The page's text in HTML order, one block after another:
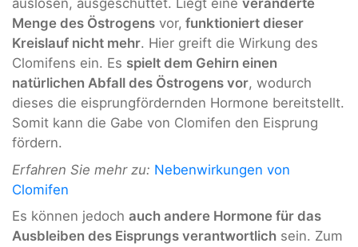
auslösen, ausgeschüttet. Liegt eine veränderte
Menge des Östrogens vor, funktioniert dieser
Kreislauf nicht mehr. Hier greift die Wirkung des
Clomifens ein. Es spielt dem Gehirn einen
natürlichen Abfall des Östrogens vor, wodurch
dieses die eisprungfördernden Hormone bereitstellt.
Somit kann die Gabe von Clomifen den Eisprung
fördern.
Erfahren Sie mehr zu: Nebenwirkungen von
Clomifen
Es können jedoch auch andere Hormone für das
Ausbleiben des Eisprungs verantwortlich sein. Zum